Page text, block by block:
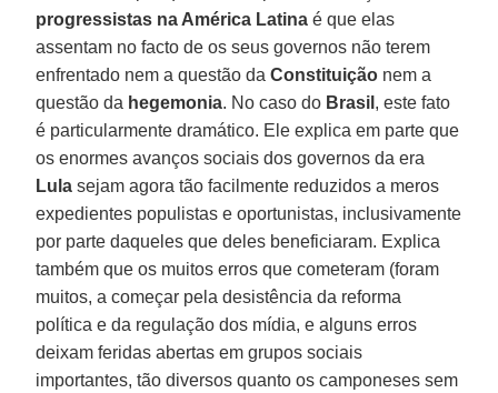
progressistas na América Latina é que elas
assentam no facto de os seus governos não terem
enfrentado nem a questão daConstituição nem a
questão da hegemonia. No caso do Brasil , este fato
é particularmente dramático. Ele explica em parte que
os enormes avanços sociais dos governos da era
Lula sejam agora tão facilmente reduzidos a meros
expedientes populistas e oportunistas, inclusivamente
por parte daqueles que deles beneficiaram. Explica
também que os muitos erros que cometeram (foram
muitos, a começar pela desistência da reforma
política e da regulação dos mídia, e alguns erros
deixam feridas abertas em grupos sociais
importantes, tão diversos quanto os camponeses sem